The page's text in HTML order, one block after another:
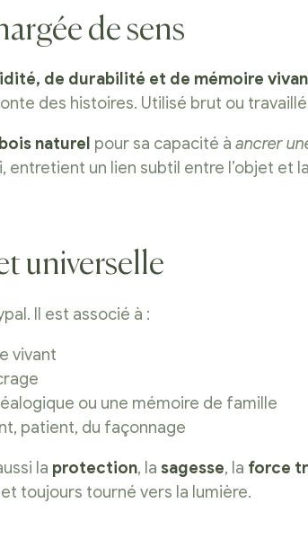
de sens
de durabilité et de mémoire
des histoires. Utilisé brut ou
bois naturel pour sa capacité à ancrer
entretient un lien subtil entre l’objet et
universelle
Il est associé à :
vivant
ou une mémoire de famille
patient, du façonnage
la protection, la sagesse, la force
toujours tourné vers la lumière.